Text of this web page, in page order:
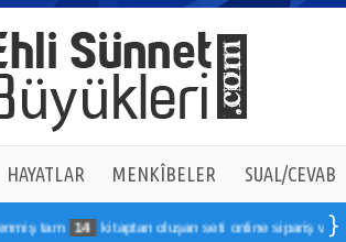
HAYATLAR MENKÎBELER SUAL/CEVAB
kitaptan oluşan seti online sipariş verebilirsiniz